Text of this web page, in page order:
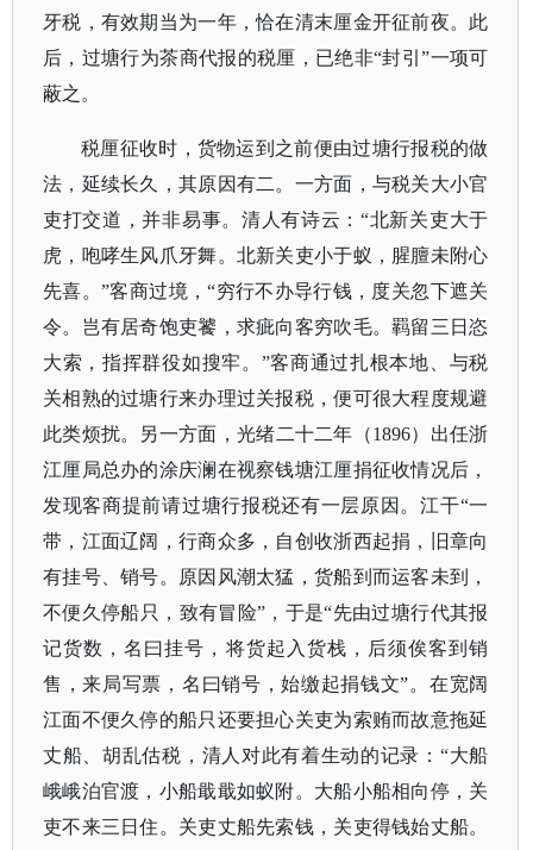
牙税，有效期当为一年，恰在清末厘金开征前夜。此
后，过塘行为茶商代报的税厘，已绝非“封引”一项可
蔽之。
税厘征收时，货物运到之前便由过塘行报税的做
法，延续长久，其原因有二。一方面，与税关大小官
吏打交道，并非易事。清人有诗云：“北新关吏大于
虎，咆哮生风爪牙舞。北新关吏小于蚁，腥膻未附心
先喜。”客商过境，“穷行不办导行钱，度关忽下遮关
令。岂有居奇饱吏饕，求疵向客穷吹毛。羁留三日恣
大索，指挥群役如搜牢。”客商通过扎根本地、与税
关相熟的过塘行来办理过关报税，便可很大程度规避
此类烦扰。另一方面，光绪二十二年（1896）出任浙
江厘局总办的涂庆澜在视察钱塘江厘捐征收情况后，
发现客商提前请过塘行报税还有一层原因。江干“一
带，江面辽阔，行商众多，自创收浙西起捐，旧章向
有挂号、销号。原因风潮太猛，货船到而运客未到，
不便久停船只，致有冒险”，于是“先由过塘行代其报
记货数，名曰挂号，将货起入货栈，后须俟客到销
售，来局写票，名曰销号，始缴起捐钱文”。在宽阔
江面不便久停的船只还要担心关吏为索贿而故意拖延
丈船、胡乱估税，清人对此有着生动的记录：“大船
峨峨泊官渡，小船戢戢如蚁附。大船小船相向停，关
吏不来三日住。关吏丈船先索钱，关吏得钱始丈船。